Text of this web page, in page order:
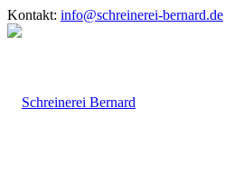
Kontakt: info@schreinerei-bernard.de